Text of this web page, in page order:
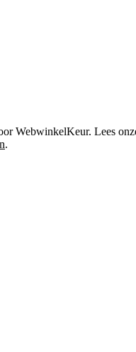
WebwinkelKeur. Lees
.